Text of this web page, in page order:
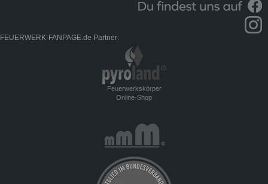
FEUERWERK-FANPAGE.de Partner:
Feuerwerkskörper
Online-Shop